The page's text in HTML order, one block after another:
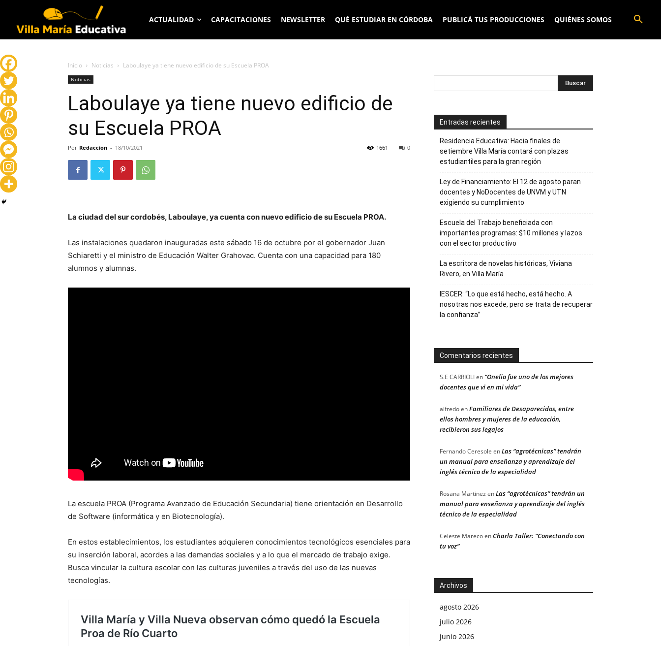
ACTUALIDAD CAPACITACIONES NEWSLETTER QUÉ ESTUDIAR EN CÓRDOBA PUBLICÁ TUS PRODUCCIONES QUIÉNES SOMOS
Inicio Noticias Laboulaye ya tiene nuevo edificio de su Escuela PROA
Noticias
Laboulaye ya tiene nuevo edificio de
su Escuela PROA
Por Redaccion - 18/10/2021 0
1661
La ciudad del sur cordobés, Laboulaye, ya cuenta con nuevo edificio de su Escuela PROA.
Las instalaciones quedaron inauguradas este sábado 16 de octubre por el gobernador Juan
Schiaretti y el ministro de Educación Walter Grahovac. Cuenta con una capacidad para 180
alumnos y alumnas.
La escuela PROA (Programa Avanzado de Educación Secundaria) tiene orientación en Desarrollo
de Software (informática y en Biotecnología).
En estos establecimientos, los estudiantes adquieren conocimientos tecnológicos esenciales para
su inserción laboral, acordes a las demandas sociales y a lo que el mercado de trabajo exige.
Busca vincular la cultura escolar con las culturas juveniles a través del uso de las nuevas
tecnologías.
Entradas recientes
Residencia Educativa: Hacia finales de
setiembre Villa María contará con plazas
estudiantiles para la gran región
Ley de Financiamiento: El 12 de agosto paran
docentes y NoDocentes de UNVM y UTN
exigiendo su cumplimiento
Escuela del Trabajo beneficiada con
importantes programas: $10 millones y lazos
con el sector productivo
La escritora de novelas históricas, Viviana
Rivero, en Villa María
IESCER: “Lo que está hecho, está hecho. A
nosotras nos excede, pero se trata de recuperar
la confianza”
Comentarios recientes
S.E CARRIOLIen “Onelio fue uno de los mejores
docentes que vi en mi vida”
alfredoenFamiliares de Desaparecidos, entre
ellos hombres y mujeres de la educación,
recibieron sus legajos
Fernando Ceresole enLas “agrotécnicas” tendrán
un manual para enseñanza y aprendizaje del
inglés técnico de la especialidad
Rosana Martinez enLas “agrotécnicas” tendrán un
manual para enseñanza y aprendizaje del inglés
técnico de la especialidad
Celeste MarecoenCharla Taller: “Conectando con
tu voz”
Archivos
agosto 2026
julio 2026
junio 2026